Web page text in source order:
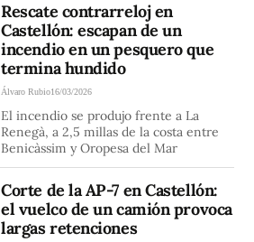
Rescate contrarreloj en
Castellón: escapan de un
incendio en un pesquero que
termina hundido
Álvaro Rubio16/03/2026
El incendio se produjo frente a La
Renegà, a 2,5 millas de la costa entre
Benicàssim y Oropesa del Mar
Corte de la AP-7 en Castellón:
el vuelco de un camión provoca
largas retenciones